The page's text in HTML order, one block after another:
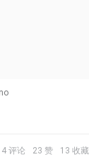
4 评论 23 赞 13 收藏